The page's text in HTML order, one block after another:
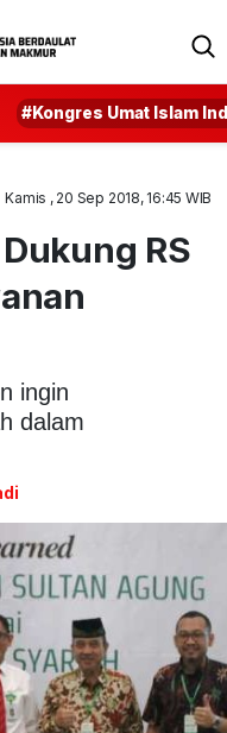
#Kongres Umat Islam
Kamis , 20 Sep 2018, 16:45 WIB
RS
ingin
dalam